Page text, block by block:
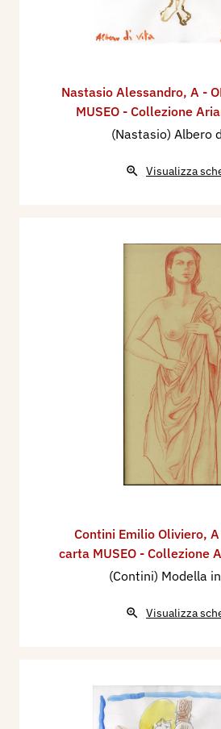
Nastasio Alessandro, A -
MUSEO - Collezione
(Nastasio) Albero
Visualizza
Contini Emilio Oliviero,
carta MUSEO - Collezione
(Contini) Modella
Visualizza